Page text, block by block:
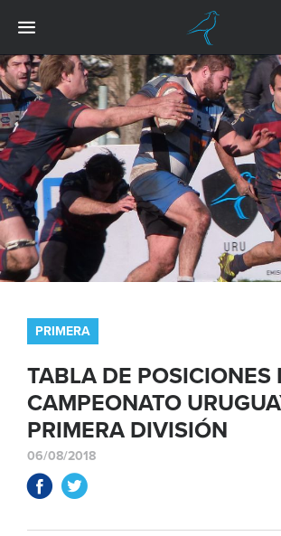
PRIMERA
TABLA DE POSICIONES
CAMPEONATO
PRIMERA DIVISIÓN
06/08/2018